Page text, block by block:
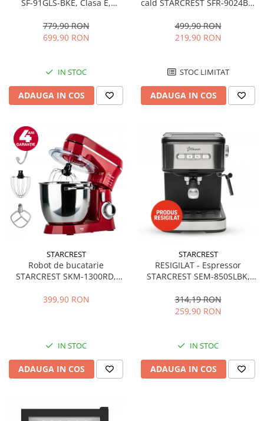
SF-91GLS-BKE, Clasa E,
interioara, H 83 cm, Sticla
Neagra
779,90 RON
699,90 RON
IN STOC
ADAUGA IN COS
cald STARCREST SFR-9024BK,
Termostat 80 - 200 °C, 12
programe, Negru
499,90 RON
219,90 RON
STOC LIMITAT
ADAUGA IN COS
STARCREST
Robot de bucatarie
STARCREST SKM-1300RD,
Accesorii, 10 Viteze + Pulse,
399,90 RON
IN STOC
ADAUGA IN COS
STARCREST
RESIGILAT - Espressor
STARCREST SEM-850SLBK,
detasabil 1.5L, dispozitiv
spumare, filtru dublu din
314,19 RON
259,90 RON
IN STOC
ADAUGA IN COS